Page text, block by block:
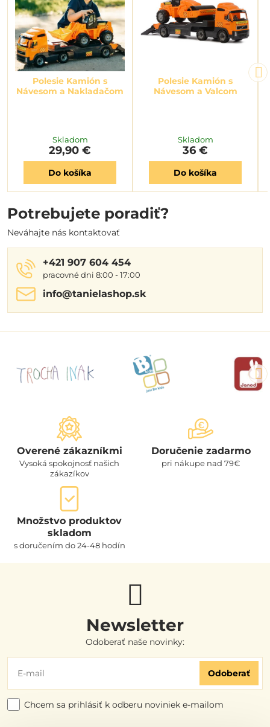
Polesie Kamión s
Návesom a Nakladačom
Skladom
29,90 €
Do košíka
Polesie Kamión s
Návesom a Valcom
Skladom
36 €
Do košíka
Potrebujete poradiť?
Neváhajte nás kontaktovať
+421 907 604 454
pracovné dni 8:00 - 17:00
info​@tanielashop​.sk
Overené zákazníkmi
Vysoká spokojnosť našich
zákazíkov
Doručenie zadarmo
pri nákupe nad 79€
Množstvo produktov
skladom
s doručením do 24-48 hodín
Newsletter
Odoberať naše novinky:
Odoberať
Chcem sa prihlásiť k odberu noviniek e-mailom